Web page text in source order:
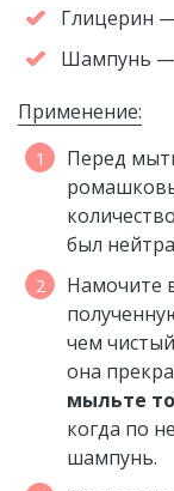
Глицерин
Шампунь —
Применение:
Перед
был
Намочите
чем
она
мыльте
когда по
шампунь.